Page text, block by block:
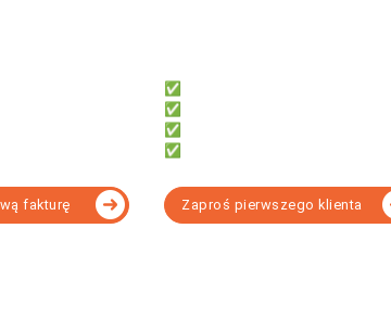
w tym KSeF
ZUS
fakturę
✅ System do współpracy z klientami
✅ Dać klientom darmowe faktury
✅ Obsługi KSeF bez instalacji
✅ Rozliczać KPiR lub Ryczałt
Zaproś pierwszego klienta